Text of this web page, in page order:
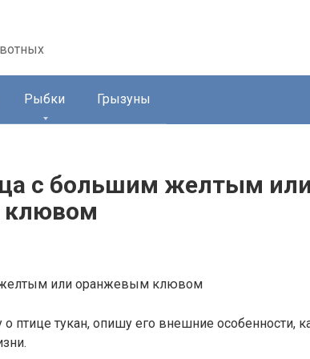
Рыбки Грызуны
с большим желтым или
о птице тукан, опишу его внешние особенности,